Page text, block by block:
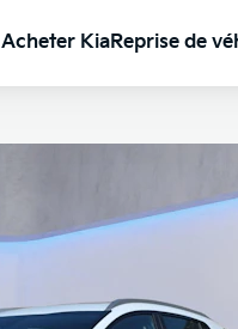
Acheter KiaReprise de